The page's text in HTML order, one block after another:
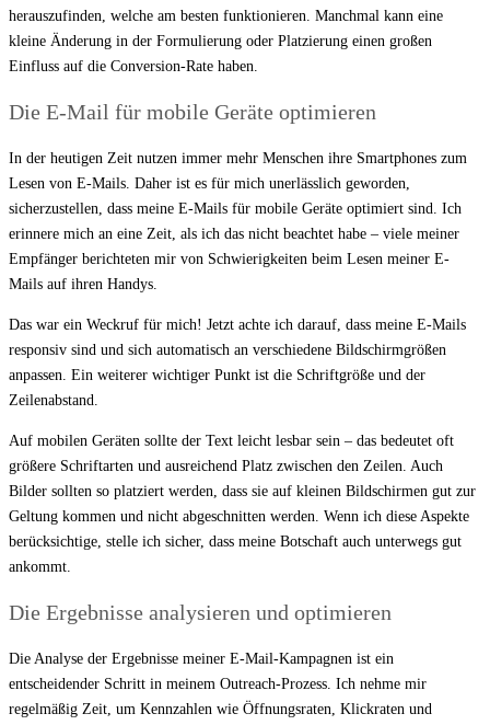
herauszufinden, welche am besten funktionieren. Manchmal kann eine
kleine Änderung in der Formulierung oder Platzierung einen großen
Einfluss auf die Conversion-Rate haben.
Die E-Mail für mobile Geräte optimieren
In der heutigen Zeit nutzen immer mehr Menschen ihre Smartphones zum
Lesen von E-Mails. Daher ist es für mich unerlässlich geworden,
sicherzustellen, dass meine E-Mails für mobile Geräte optimiert sind. Ich
erinnere mich an eine Zeit, als ich das nicht beachtet habe – viele meiner
Empfänger berichteten mir von Schwierigkeiten beim Lesen meiner E-
Mails auf ihren Handys.
Das war ein Weckruf für mich! Jetzt achte ich darauf, dass meine E-Mails
responsiv sind und sich automatisch an verschiedene Bildschirmgrößen
anpassen. Ein weiterer wichtiger Punkt ist die Schriftgröße und der
Zeilenabstand.
Auf mobilen Geräten sollte der Text leicht lesbar sein – das bedeutet oft
größere Schriftarten und ausreichend Platz zwischen den Zeilen. Auch
Bilder sollten so platziert werden, dass sie auf kleinen Bildschirmen gut zur
Geltung kommen und nicht abgeschnitten werden. Wenn ich diese Aspekte
berücksichtige, stelle ich sicher, dass meine Botschaft auch unterwegs gut
ankommt.
Die Ergebnisse analysieren und optimieren
Die Analyse der Ergebnisse meiner E-Mail-Kampagnen ist ein
entscheidender Schritt in meinem Outreach-Prozess. Ich nehme mir
regelmäßig Zeit, um Kennzahlen wie Öffnungsraten, Klickraten und